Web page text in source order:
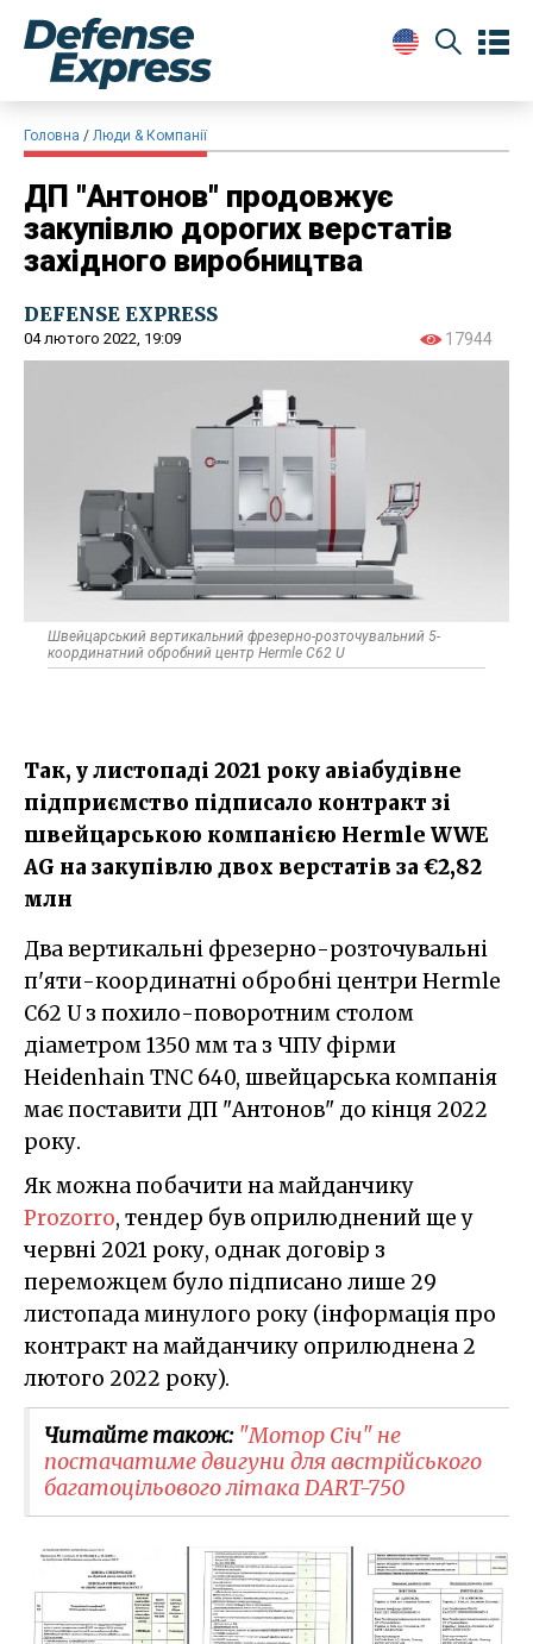
Головна Люди & Компанії
ДП "Антонов" продовжує
закупівлю дорогих верстатів
західного виробництва
DEFENSE EXPRESS
04 лютого 2022, 19:09 17944
Швейцарський вертикальний фрезерно-розточувальний 5-
координатний обробний центр Hermle С62 U
Так, у листопаді 2021 року авіабудівне
підприємство підписало контракт зі
швейцарською компанією Hermle WWE
AG на закупівлю двох верстатів за €2,82
млн
Два вертикальні фрезерно-розточувальні
п'яти-координатні обробні центри Hermle
С62 U з похило-поворотним столом
діаметром 1350 мм та з ЧПУ фірми
Heidenhain TNC 640, швейцарська компанія
має поставити ДП "Антонов" до кінця 2022
року.
Як можна побачити на майданчику
Prozorro, тендер був оприлюднений ще у
червні 2021 року, однак договір з
переможцем було підписано лише 29
листопада минулого року (інформація про
контракт на майданчику оприлюднена 2
лютого 2022 року).
Читайте також: "Мотор Січ" не
постачатиме двигуни для австрійського
багатоцільового літака DART-750